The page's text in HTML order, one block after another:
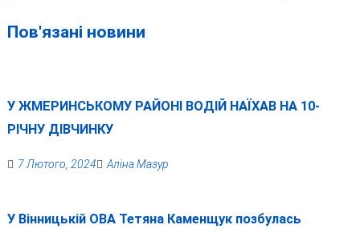
Пов'язані новини
У ЖМЕРИНСЬКОМУ РАЙОНІ ВОДІЙ НАЇХАВ НА 10-
РІЧНУ ДІВЧИНКУ
7 Лютого, 2024 Аліна Мазур
У Вінницькій ОВА Тетяна Каменщук позбулась